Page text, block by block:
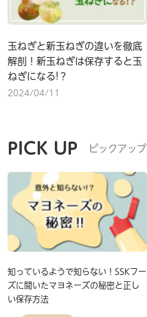
玉ねぎと新玉ねぎの違いを徹底
解剖！新玉ねぎは保存すると玉
ねぎになる!？
2024/04/11
PICK UP ピックアップ
知っているようで知らない！SSKフー
ズに聞いたマヨネーズの秘密と正し
い保存方法